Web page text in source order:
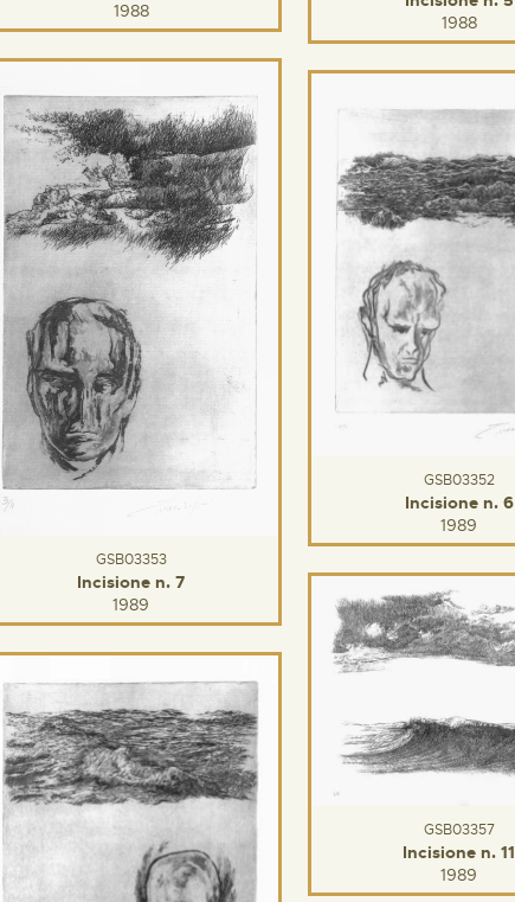
1988
1988
GSB03353
Incisione n. 7
1989
GSB03352
Incisione n. 6
1989
GSB03357
Incisione n. 11
1989